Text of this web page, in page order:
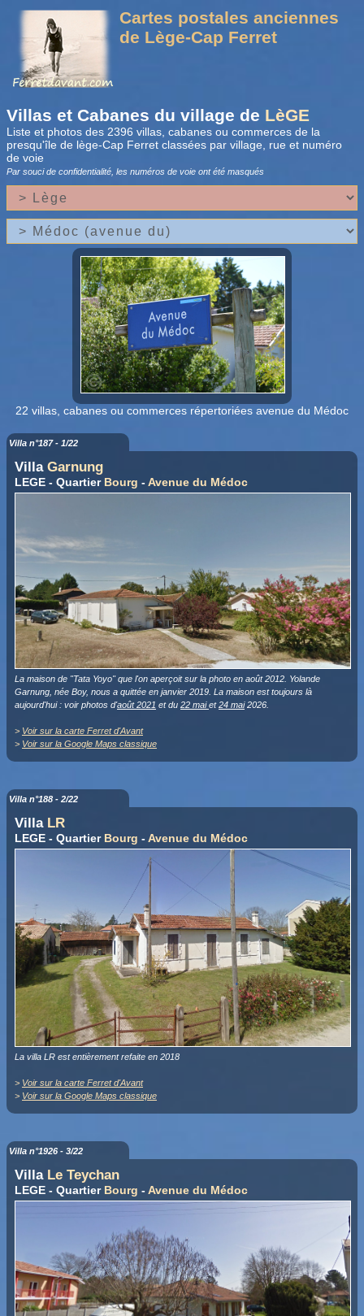
Cartes postales anciennes
de Lège-Cap Ferret
Villas et Cabanes du village de LèGE
Liste et photos des 2396 villas, cabanes ou commerces de la
presqu'île de lège-Cap Ferret classées par village, rue et numéro
de voie
Par souci de confidentialité, les numéros de voie ont été masqués
22 villas, cabanes ou commerces répertoriées avenue du Médoc
Villa n°187 - 1/22
Villa Garnung
LEGE - Quartier Bourg -Avenue du Médoc
La maison de "Tata Yoyo" que l'on aperçoit sur la photo en août 2012. Yolande
Garnung, née Boy, nous a quittée en janvier 2019. La maison est toujours là
aujourd'hui : voir photos d'août 2021 et du 22 maiet24 mai2026.
> Voir sur la carte Ferret d'Avant
> Voir sur la Google Maps classique
Villa n°188 - 2/22
Villa LR
LEGE - Quartier Bourg - Avenue du Médoc
La villa LR est entièrement refaite en 2018
> Voir sur la carte Ferret d'Avant
> Voir sur la Google Maps classique
Villa n°1926 - 3/22
Villa Le Teychan
LEGE - Quartier Bourg - Avenue du Médoc